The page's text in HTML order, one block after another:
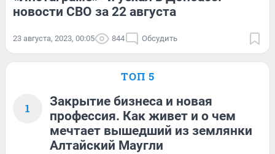
новости СВО за 22 августа
23 августа, 2023, 00:05 844 Обсудить
ТОП 5
1
Закрытие бизнеса и новая
профессия. Как живет и о чем
мечтает вышедший из землянки
Алтайский Маугли